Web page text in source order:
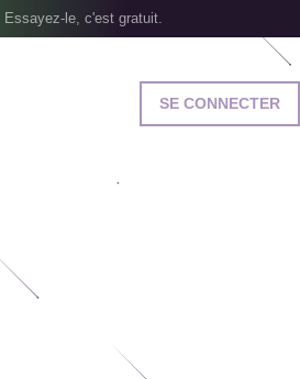
Essayez-le, c'est gratuit.
SE CONNECTER